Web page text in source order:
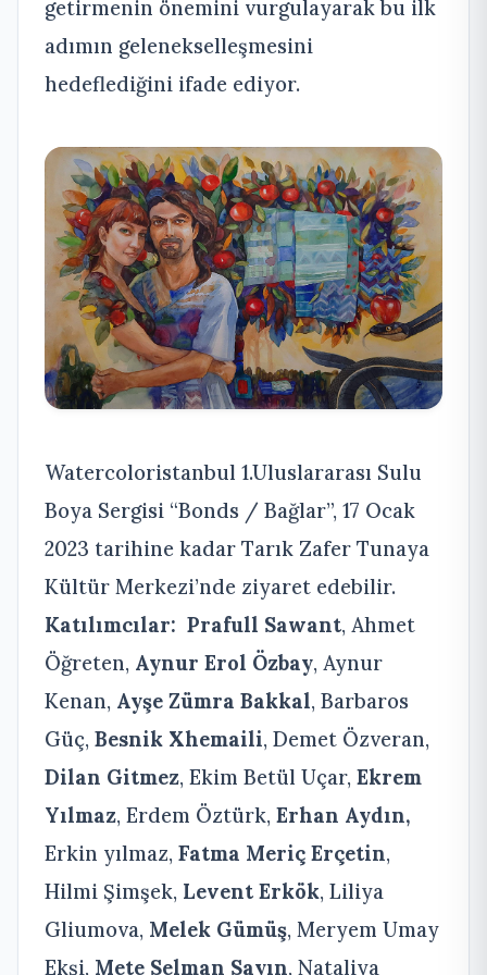
getirmenin önemini vurgulayarak bu ilk
adımın gelenekselleşmesini
hedeflediğini ifade ediyor.
Watercoloristanbul 1.Uluslararası Sulu
Boya Sergisi “Bonds / Bağlar”, 17 Ocak
2023 tarihine kadar Tarık Zafer Tunaya
Kültür Merkezi’nde ziyaret edebilir.
Katılımcılar: Prafull Sawant, Ahmet
Öğreten, Aynur Erol Özbay, Aynur
Kenan, Ayşe Zümra Bakkal, Barbaros
Güç, Besnik Xhemaili, Demet Özveran,
Dilan Gitmez, Ekim Betül Uçar, Ekrem
Yılmaz, Erdem Öztürk, Erhan Aydın,
Erkin yılmaz, Fatma Meriç Erçetin,
Hilmi Şimşek, Levent Erkök, Liliya
Gliumova, Melek Gümüş, Meryem Umay
Ekşi, Mete Selman Sayın, Nataliya